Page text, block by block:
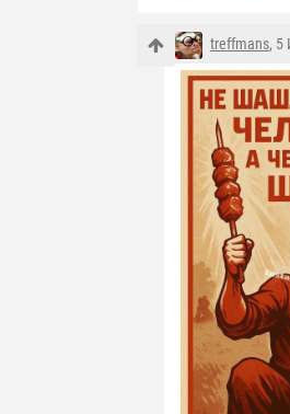
treffmans, 5